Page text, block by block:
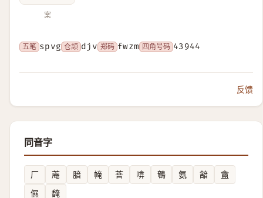
案
五笔 spvg 仓颉 djv 郑码 fwzm 四角号码 43944
反馈
同音字
厂 蓭 腤 㡋 萻 啽 鵪 氨 韽
盦
儑
馣